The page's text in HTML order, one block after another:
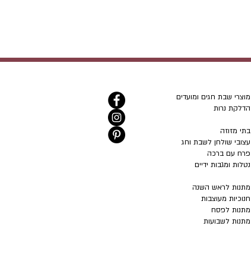
מוצרי שבת חגים ומועדים
הדלקת נרות
בתי מזוזה
עצובי שולחן לשבת וחג
פרח עם ברכה
נטלות ומגבות ידיים
מתנות לראש השנה
חנוכיות מעוצבות
מתנות לפסח
מתנות לשבועות